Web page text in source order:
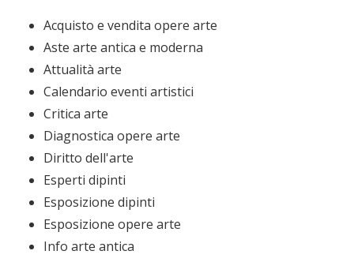
Acquisto e vendita opere arte
Aste arte antica e moderna
Attualità arte
Calendario eventi artistici
Critica arte
Diagnostica opere arte
Diritto dell'arte
Esperti dipinti
Esposizione dipinti
Esposizione opere arte
Info arte antica